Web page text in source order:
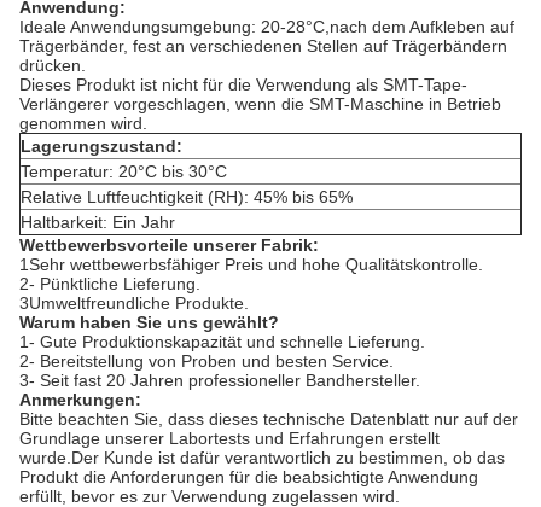
Anwendung:
Ideale Anwendungsumgebung: 20-28°C,nach dem Aufkleben auf
Trägerbänder, fest an verschiedenen Stellen auf Trägerbändern
drücken.
Dieses Produkt ist nicht für die Verwendung als SMT-Tape-
Verlängerer vorgeschlagen, wenn die SMT-Maschine in Betrieb
genommen wird.
Lagerungszustand:
Temperatur: 20°C bis 30°C
Relative Luftfeuchtigkeit (RH): 45% bis 65%
Haltbarkeit: Ein Jahr
Wettbewerbsvorteile unserer Fabrik:
1Sehr wettbewerbsfähiger Preis und hohe Qualitätskontrolle.
2- Pünktliche Lieferung.
3Umweltfreundliche Produkte.
Warum haben Sie uns gewählt?
1- Gute Produktionskapazität und schnelle Lieferung.
2- Bereitstellung von Proben und besten Service.
3- Seit fast 20 Jahren professioneller Bandhersteller.
Anmerkungen:
Bitte beachten Sie, dass dieses technische Datenblatt nur auf der
Grundlage unserer Labortests und Erfahrungen erstellt
wurde.Der Kunde ist dafür verantwortlich zu bestimmen, ob das
Produkt die Anforderungen für die beabsichtigte Anwendung
erfüllt, bevor es zur Verwendung zugelassen wird.